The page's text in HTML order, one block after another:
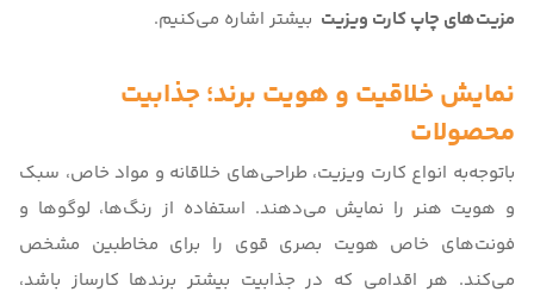
مزیت‌های چاپ کارت ویزیت بیشتر اشاره می‌کنیم.
نمایش خلاقیت و هویت برند؛ جذابیت
محصولات
باتوجه‌به انواع کارت ویزیت، طراحی‌های خلاقانه و مواد خاص، سبک
و هویت هنر را نمایش می‌دهند. استفاده از رنگ‌ها، لوگوها و
فونت‌های خاص هویت بصری قوی را برای مخاطبین مشخص
می‌کند. هر اقدامی که در جذابیت بیشتر برندها کارساز باشد،